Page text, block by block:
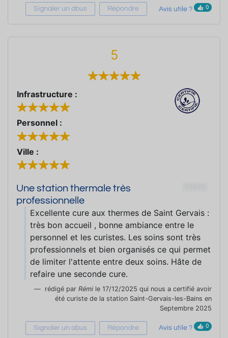
Signaler un abus Répondre Avis utile ? 0
5
Infrastructure :
Personnel :
Ville :
Une station thermale très
professionnelle
Excellente cure aux thermes de Saint Gervais :
très bon accueil , bonne ambiance entre le
personnel et les curistes. Les soins sont très
professionnels et bien organisés ce qui permet
de limiter l'attente entre deux soins. Hâte de
refaire une seconde cure.
rédigé par Rémi le 17/12/2025 qui nous a certifié avoir
été curiste de la station Saint-Gervais-les-Bains en
Septembre 2025
Signaler un abus Répondre Avis utile ? 0